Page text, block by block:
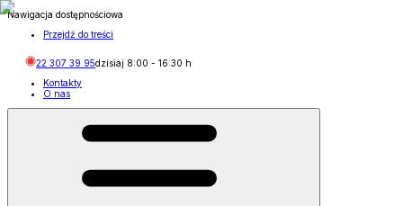
Nawigacja dostępnościowa
Przejdź do treści
22 307 39 95dzisiaj 8:00 - 16:30 h
Kontakty
O nas